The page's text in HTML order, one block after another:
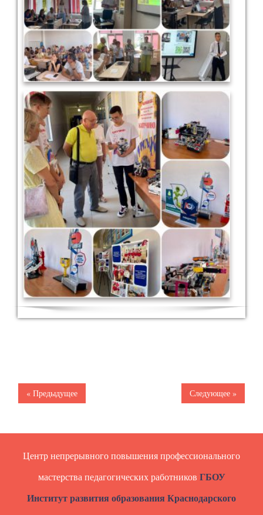
« Предыдущее Следующее »
Центр непрерывного повышения профессионального
мастерства педагогических работников ГБОУ
Институт развития образования Краснодарского